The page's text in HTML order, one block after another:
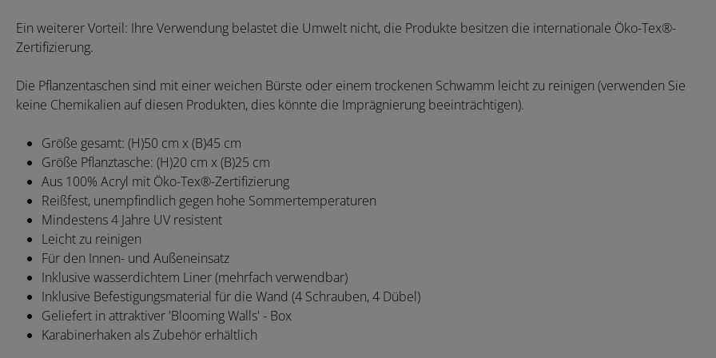
Ein weiterer Vorteil: Ihre Verwendung belastet die Umwelt nicht, die Produkte besitzen die internationale Öko-Tex®-
Zertifizierung.
Die Pflanzentaschen sind mit einer weichen Bürste oder einem trockenen Schwamm leicht zu reinigen (verwenden Sie
keine Chemikalien auf diesen Produkten, dies könnte die Imprägnierung beeinträchtigen).
Größe gesamt: (H)50 cm x (B)45 cm
Größe Pflanztasche: (H)20 cm x (B)25 cm
Aus 100% Acryl mit Öko-Tex®-Zertifizierung
Reißfest, unempfindlich gegen hohe Sommertemperaturen
Mindestens 4 Jahre UV resistent
Leicht zu reinigen
Für den Innen- und Außeneinsatz
Inklusive wasserdichtem Liner (mehrfach verwendbar)
Inklusive Befestigungsmaterial für die Wand (4 Schrauben, 4 Dübel)
Geliefert in attraktiver 'Blooming Walls' - Box
Karabinerhaken als Zubehör erhältlich